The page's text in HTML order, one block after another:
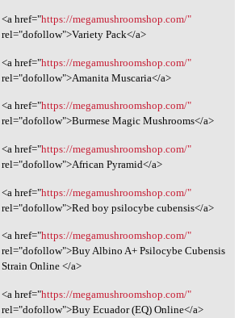
<a href="https://megamushroomshop.com/"
rel="dofollow">Variety Pack</a>
<a href="https://megamushroomshop.com/"
rel="dofollow">Amanita Muscaria</a>
<a href="https://megamushroomshop.com/"
rel="dofollow">Burmese Magic Mushrooms</a>
<a href="https://megamushroomshop.com/"
rel="dofollow">African Pyramid</a>
<a href="https://megamushroomshop.com/"
rel="dofollow">Red boy psilocybe cubensis</a>
<a href="https://megamushroomshop.com/"
rel="dofollow">Buy Albino A+ Psilocybe Cubensis
Strain Online </a>
<a href="https://megamushroomshop.com/"
rel="dofollow">Buy Ecuador (EQ) Online</a>